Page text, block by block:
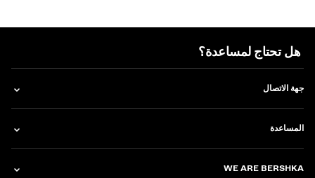
هل تحتاج لمساعدة؟
جهة الاتصال
المساعدة
WE ARE BERSHKA